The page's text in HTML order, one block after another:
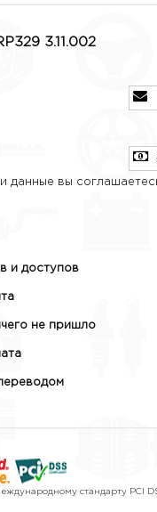
3.11.002
данные вы
и доступов
не пришло
стандарту PCI